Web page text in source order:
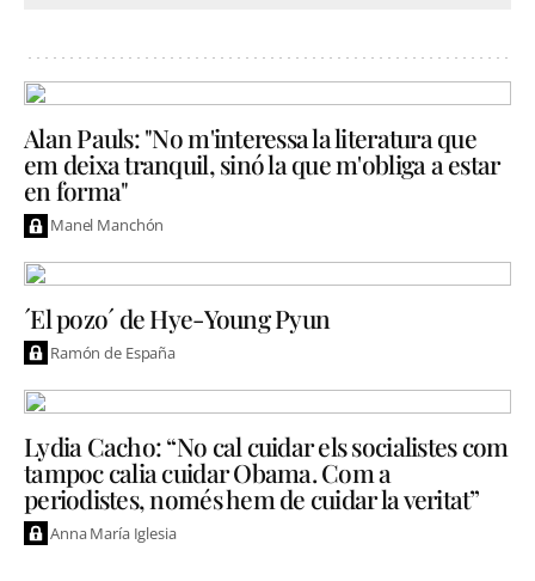
Alan Pauls: "No m'interessa la literatura que
em deixa tranquil, sinó la que m'obliga a estar
en forma"
Manel Manchón
´El pozo´ de Hye-Young Pyun
Ramón de España
Lydia Cacho: “No cal cuidar els socialistes com
tampoc calia cuidar Obama. Com a
periodistes, només hem de cuidar la veritat”
Anna María Iglesia